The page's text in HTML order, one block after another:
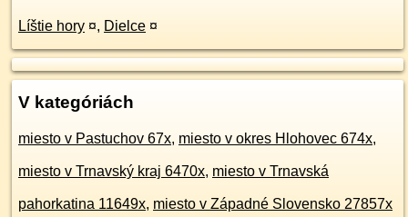
Líštie hory ¤, Dielce ¤
V kategóriách
miesto v Pastuchov 67x, miesto v okres Hlohovec 674x,
miesto v Trnavský kraj 6470x, miesto v Trnavská
pahorkatina 11649x, miesto v Západné Slovensko 27857x